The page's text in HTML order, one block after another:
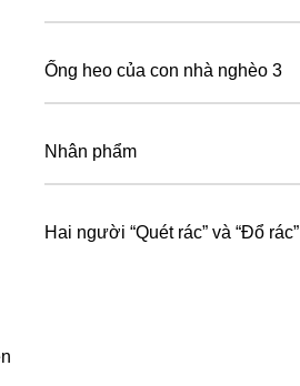
Ống heo của con nhà nghèo 3
Nhân phẩm
Hai người “Quét rác” và “Đổ rác”